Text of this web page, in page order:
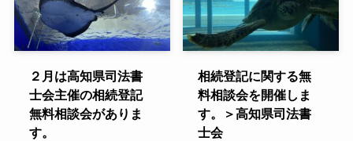
２月は高知県司法書
士会主催の相続登記
無料相談会がありま
す。
相続登記に関する無
料相談会を開催しま
す。＞高知県司法書
士会